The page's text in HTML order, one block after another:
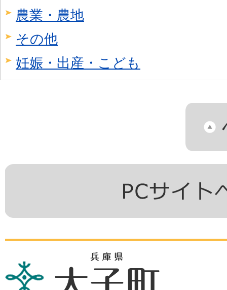
農業・農地
その他
妊娠・出産・こども
兵
庫